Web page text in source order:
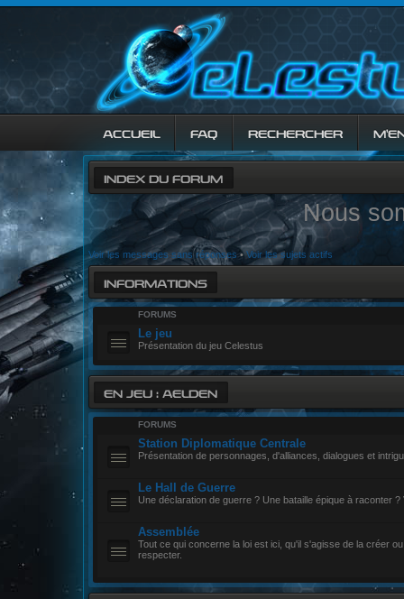
ACCUEIL FAQ RECHERCHER
INDEX DU FORUM
Nous
Voir les messages sans réponses•Voir les sujets actifs
INFORMATIONS
FORUMS
Le jeu
Présentation du jeu Celestus
EN JEU : AELDEN
FORUMS
Station Diplomatique Centrale
Présentation de personnages, d'alliances, dialogues et
Le Hall de Guerre
Une déclaration de guerre ? Une bataille épique à raconter ?
Assemblée
Tout ce qui concerne la loi est ici, qu'il s'agisse de la créer
respecter.